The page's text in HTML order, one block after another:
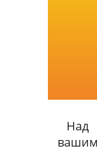
Над
вашим